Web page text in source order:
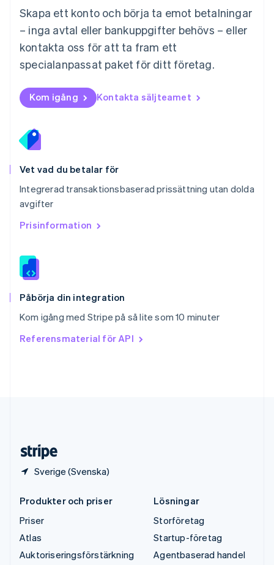
Skapa ett konto och börja ta emot betalningar
– inga avtal eller bankuppgifter behövs – eller
kontakta oss för att ta fram ett
specialanpassat paket för ditt företag.
Kom igång Kontakta säljteamet
Vet vad du betalar för
Integrerad transaktionsbaserad prissättning utan dolda
avgifter
Prisinformation
Påbörja din integration
Kom igång med Stripe på så lite som 10 minuter
Referensmaterial för API
Sverige (Svenska)
Norge
English
Nya Zeeland
English
English
Português English
Rumänien
Schweiz
Deutsch
English简体中文
English
Slovenien
English Italiano
Storbritannien
Sverige
SvenskaEnglish
ไทยEnglish
English
Produkter och priser
Priser
Atlas
Auktoriseringsförstärkning
Lösningar
Storföretag
Startup-företag
Agentbaserad handel